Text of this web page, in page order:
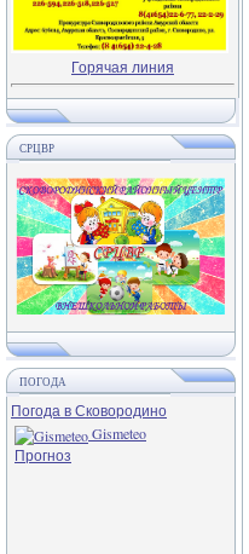
Горячая линия
СРЦВР
ПОГОДА
Погода в Сковородино
Gismeteo
Прогноз